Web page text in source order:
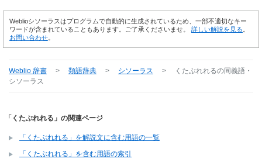
Weblioシソーラスはプログラムで自動的に生成されているため、一部不適切なキー
ワードが含まれていることもあります。ご了承くださいませ。 詳しい解説を見る
お問い合わせ
Weblio 辞書 > 類語辞典 > シソーラス > くたぶれれるの同義語・
シソーラス
「くたぶれれる」の関連ページ
「くたぶれれる」を解説文に含む用語の一覧
「くたぶれれる」を含む用語の索引